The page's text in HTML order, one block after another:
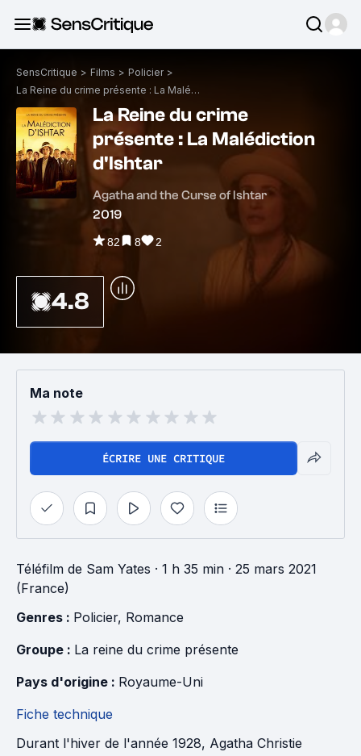
SensCritique > Films > Policier >
La Reine du crime présente : La Malédiction d'Ishtar
La Reine du crime
présente : La Malédiction
d'Ishtar
Agatha and the Curse of Ishtar
2019
82 8 2
4.8
Ma note
ÉCRIRE UNE CRITIQUE
Téléfilm de Sam Yates · 1 h 35 min · 25 mars 2021
(France)
Genres : Policier, Romance
Groupe : La reine du crime présente
Pays d'origine : Royaume-Uni
Fiche technique
Durant l'hiver de l'année 1928, Agatha Christie